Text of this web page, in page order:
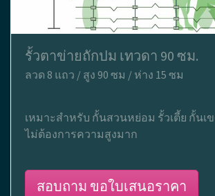
รั้วตาข่ายถักปม เทวดา 90 ซม.
ลวด 8 แถว / สูง 90 ซม / ห่าง 15 ซม
เหมาะสำหรับ กั้นสวนหย่อม รั้วเตี้ย กั้นเ
ไม่ต้องการความสูงมาก
สอบถาม ขอใบเสนอราคา